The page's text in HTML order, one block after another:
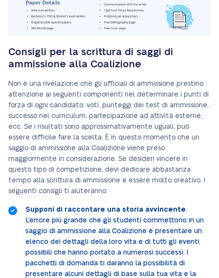
Consigli per la scrittura di saggi di
ammissione alla Coalizione
Non è una rivelazione che gli ufficiali di ammissione prestino
attenzione ai seguenti componenti nel determinare i punti di
forza di ogni candidato: voti, punteggi dei test di ammissione,
successo nel curriculum, partecipazione ad attività esterne,
ecc. Se i risultati sono approssimativamente uguali, può
essere difficile fare la scelta. È in questo momento che un
saggio di ammissione alla Coalizione viene preso
maggiormente in considerazione. Se desideri vincere in
questo tipo di competizione, devi dedicare abbastanza
tempo alla scrittura di ammissione e essere molto creativo. I
seguenti consigli ti aiuteranno:
Supponi di raccontare una storia avvincente.
L’errore più grande che gli studenti commettono in un
saggio di ammissione alla Coalizione è presentare un
elenco dei dettagli della loro vita e di tutti gli eventi
possibili che hanno portato a numerosi successi. I
pacchetti di domanda ti daranno la possibilità di
presentare alcuni dettagli di base sulla tua vita e la